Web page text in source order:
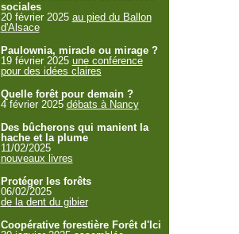
sociales
20 février 2025 au pied du Ballon
d'Alsace
Paulownia, miracle ou mirage ?
19 février 2025 une conférence
pour des idées claires
Quelle forêt pour demain ?
4 février 2025 débats à Nancy
Des bûcherons qui manient la
hache et la plume
11/02/2025
nouveaux livres
Protéger les forêts
06/02/2025
de la dent du gibier
Coopérative forestière Forêt d'Ici